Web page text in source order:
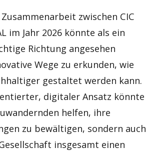
zwischen CIC
im Jahr 2026 könnte als ein
Richtung angesehen
Wege zu erkunden, wie
gestaltet werden kann.
digitaler Ansatz könnte
helfen, ihre
zu bewältigen, sondern auch
insgesamt einen